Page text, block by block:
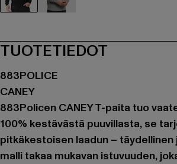
TUOTETIEDOT
883POLICE
CANEY
883Policen CANEY T-paita tuo
100% kestävästä puuvillasta, se
pitkäkestoisen laadun –
malli takaa mukavan istuvuuden,